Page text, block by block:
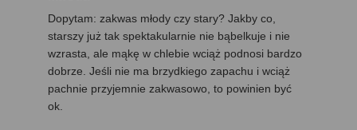
Dopytam: zakwas młody czy stary? Jakby co,
starszy już tak spektakularnie nie bąbelkuje i nie
wzrasta, ale mąkę w chlebie wciąż podnosi bardzo
dobrze. Jeśli nie ma brzydkiego zapachu i wciąż
pachnie przyjemnie zakwasowo, to powinien być
ok.